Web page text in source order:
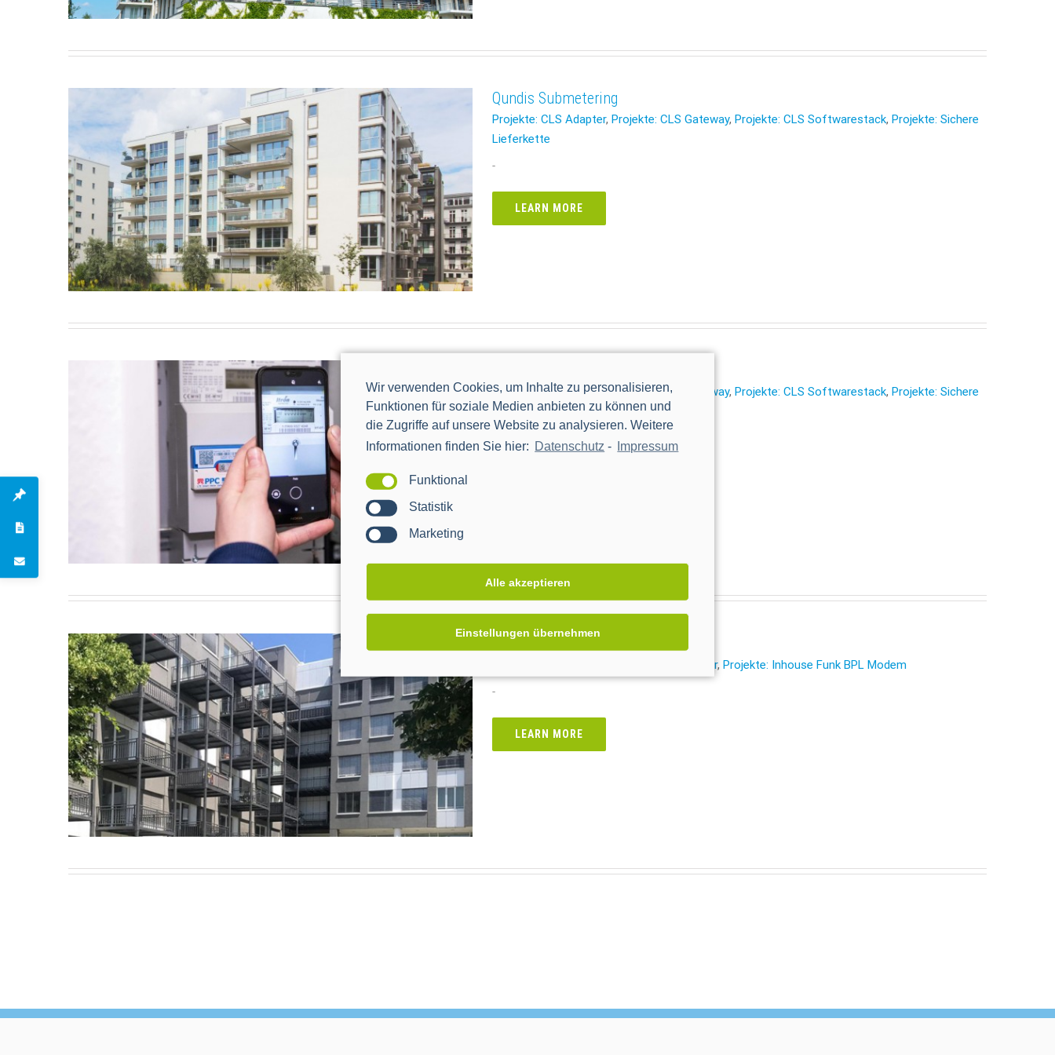
Wir verwenden Cookies, um Inhalte zu personalisieren,
Funktionen für soziale Medien anbieten zu können und
die Zugriffe auf unsere Website zu analysieren. Weitere
Informationen finden Sie hier: Datenschutz - Impressum
Funktional
Statistik
Marketing
Alle akzeptieren
Einstellungen übernehmen
Qundis Submetering
Projekte: CLS Adapter, Projekte: CLS Gateway, Projekte: CLS Softwarestack, Projekte: Sichere
Lieferkette
-
LEARN MORE
Projekte: CLS Adapter,Projekte: CLS Gateway, Projekte: CLS Softwarestack, Projekte: Sichere
Lieferkette
-
Smart Building in Rüsselsheim
Projekte: CLS Adapter, Projekte: Inhouse Funk BPL Modem
-
LEARN MORE